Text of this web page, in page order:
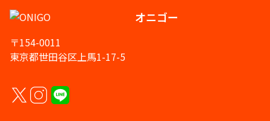
オニゴー
〒154-0011
東京都世田谷区上馬1-17-5